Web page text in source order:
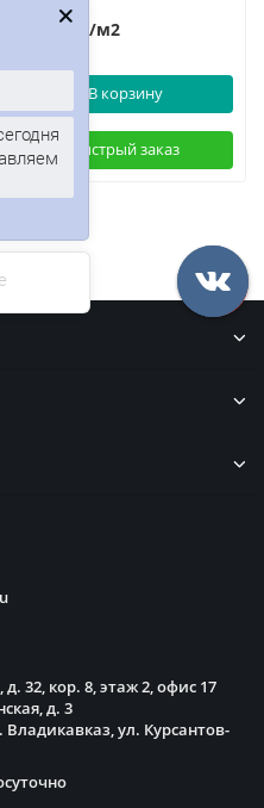
1756р. /м2
В корзину
Быстрый заказ
32, кор. 8, этаж 2, офис 17
д. 3
ул. Курсантов-